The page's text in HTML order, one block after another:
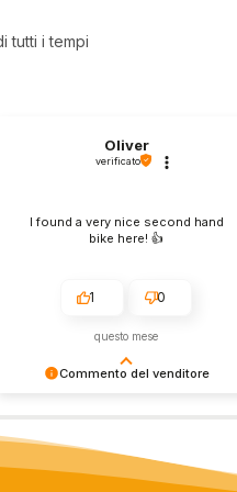
tutti i tempi
Commento del venditore
così! Apprezziamo il tempo e lo
sforzo che metti nel condividere la
tua esperienza con noi. Ci vediamo
Oliver
verificato
I found a very nice second hand
bike here! 👍️
1 0
questo mese